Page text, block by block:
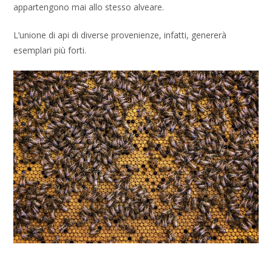
appartengono mai allo stesso alveare.
L’unione di api di diverse provenienze, infatti, genererà
esemplari più forti.